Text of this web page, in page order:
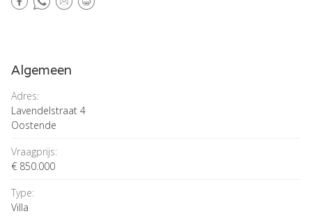
Algemeen
Adres:
Lavendelstraat 4
Oostende
Vraagprijs:
€ 850.000
Type:
Villa